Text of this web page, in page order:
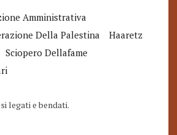
Amministrativa
Della Palestina
Haaretz
Sciopero Dellafame
legati e bendati.